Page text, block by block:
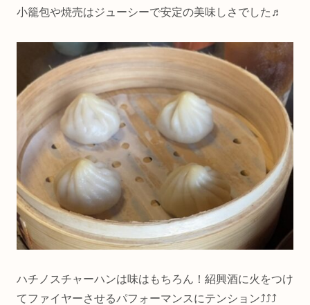
小籠包や焼売はジューシーで安定の美味しさでした♬
ハチノスチャーハンは味はもちろん！紹興酒に火をつけ
てファイヤーさせるパフォーマンスにテンション⤴︎⤴︎⤴︎